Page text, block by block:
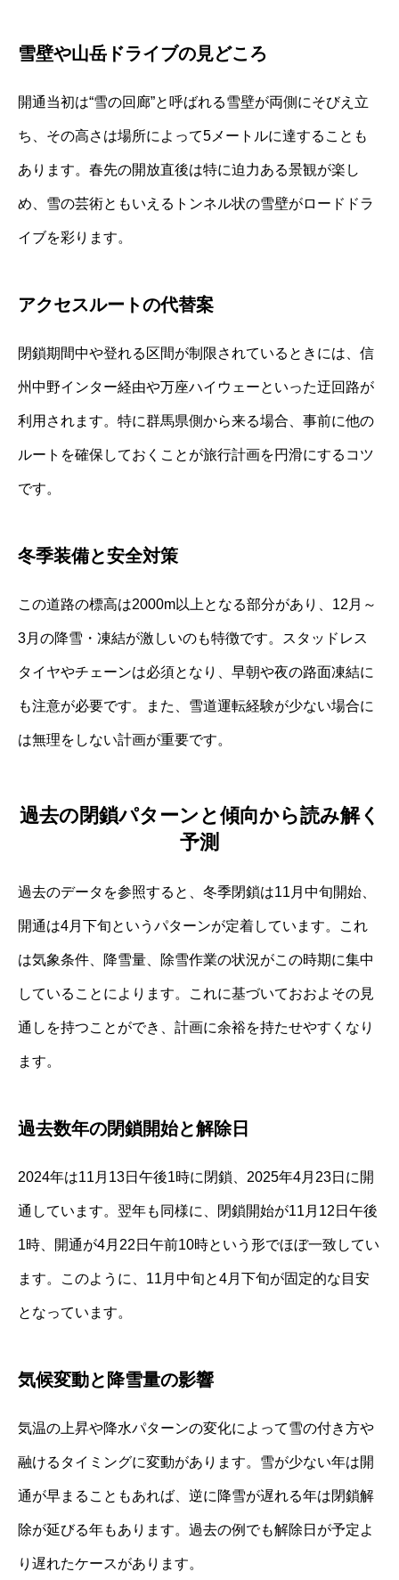
雪壁や山岳ドライブの見どころ
開通当初は“雪の回廊”と呼ばれる雪壁が両側にそびえ立
ち、その高さは場所によって5メートルに達することも
あります。春先の開放直後は特に迫力ある景観が楽し
め、雪の芸術ともいえるトンネル状の雪壁がロードドラ
イブを彩ります。
アクセスルートの代替案
閉鎖期間中や登れる区間が制限されているときには、信
州中野インター経由や万座ハイウェーといった迂回路が
利用されます。特に群馬県側から来る場合、事前に他の
ルートを確保しておくことが旅行計画を円滑にするコツ
です。
冬季装備と安全対策
この道路の標高は2000m以上となる部分があり、12月～
3月の降雪・凍結が激しいのも特徴です。スタッドレス
タイヤやチェーンは必須となり、早朝や夜の路面凍結に
も注意が必要です。また、雪道運転経験が少ない場合に
は無理をしない計画が重要です。
過去の閉鎖パターンと傾向から読み解く
予測
過去のデータを参照すると、冬季閉鎖は11月中旬開始、
開通は4月下旬というパターンが定着しています。これ
は気象条件、降雪量、除雪作業の状況がこの時期に集中
していることによります。これに基づいておおよその見
通しを持つことができ、計画に余裕を持たせやすくなり
ます。
過去数年の閉鎖開始と解除日
2024年は11月13日午後1時に閉鎖、2025年4月23日に開
通しています。翌年も同様に、閉鎖開始が11月12日午後
1時、開通が4月22日午前10時という形でほぼ一致してい
ます。このように、11月中旬と4月下旬が固定的な目安
となっています。
気候変動と降雪量の影響
気温の上昇や降水パターンの変化によって雪の付き方や
融けるタイミングに変動があります。雪が少ない年は開
通が早まることもあれば、逆に降雪が遅れる年は閉鎖解
除が延びる年もあります。過去の例でも解除日が予定よ
り遅れたケースがあります。